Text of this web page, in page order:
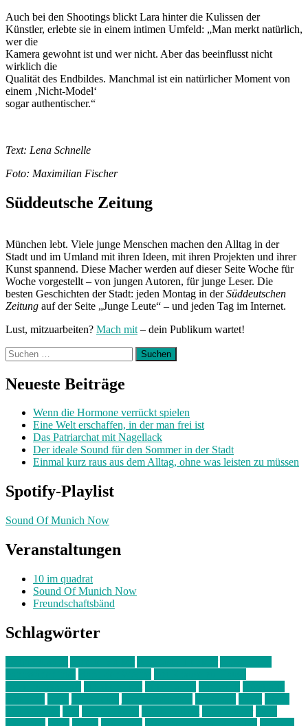
Auch bei den Shootings blickt Lara hinter die Kulissen der
Künstler, erlebte sie in einem intimen Umfeld: „Man merkt natürlich,
wer die
Kamera gewohnt ist und wer nicht. Aber das beeinflusst nicht
wirklich die
Qualität des Endbildes. Manchmal ist ein natürlicher Moment von
einem ‚Nicht-Model‘
sogar authentischer.“
Text: Lena Schnelle
Foto: Maximilian Fischer
Süddeutsche Zeitung
München lebt. Viele junge Menschen machen den Alltag in der
Stadt und im Umland mit ihren Ideen, mit ihren Projekten und ihrer
Kunst spannend. Diese Macher werden auf dieser Seite Woche für
Woche vorgestellt – von jungen Autoren, für junge Leser. Die
besten Geschichten der Stadt: jeden Montag in derSüddeutschen
Zeitung auf der Seite „Junge Leute“ – und jeden Tag im Internet.
Lust, mitzuarbeiten? Mach mit – dein Publikum wartet!
Suchen
nach:
Neueste Beiträge
Wenn die Hormone verrückt spielen
Eine Welt erschaffen, in der man frei ist
Das Patriarchat mit Nagellack
Der ideale Sound für den Sommer in der Stadt
Einmal kurz raus aus dem Alltag, ohne was leisten zu müssen
Spotify-Playlist
Sound Of Munich Now
Veranstaltungen
10 im quadrat
Sound Of Munich Now
Freundschaftsbänd
Schlagwörter